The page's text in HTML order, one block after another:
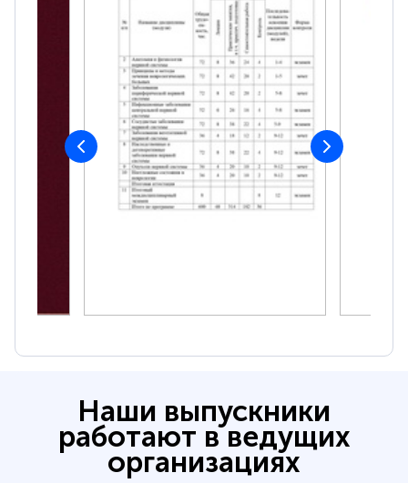
Наши выпускники
работают в ведущих
организациях